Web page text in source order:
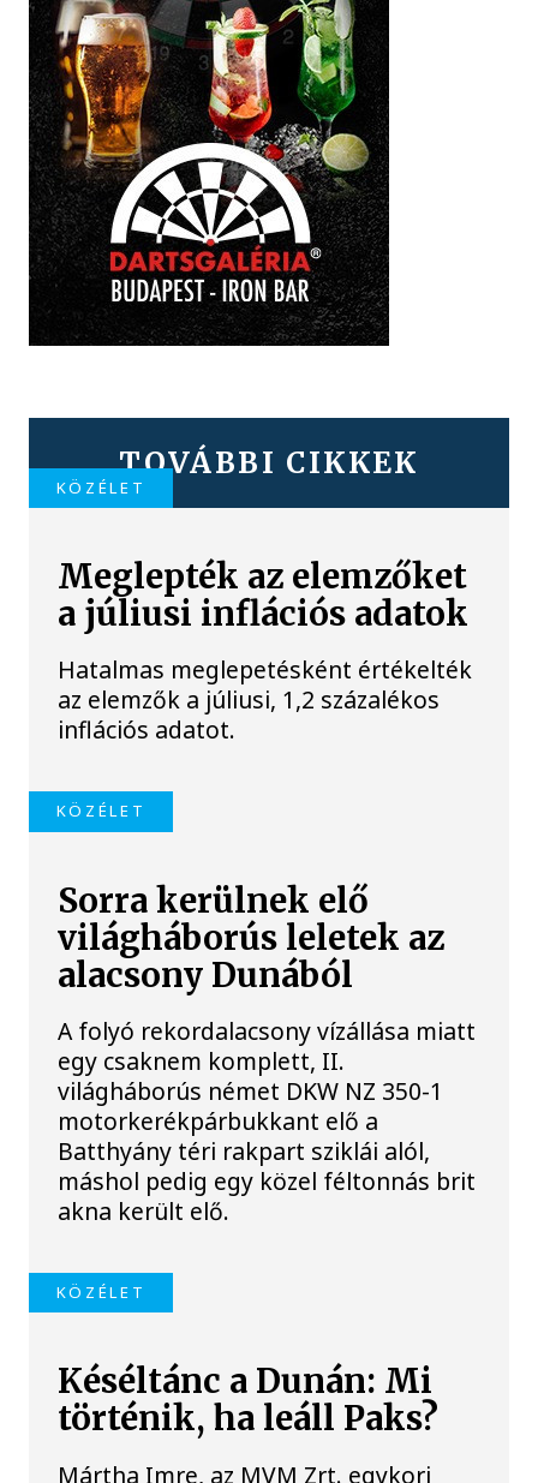
TOVÁBBI CIKKEK
KÖZÉLET
Meglepték az elemzőket
a júliusi inflációs adatok
Hatalmas meglepetésként értékelték
az elemzők a júliusi, 1,2 százalékos
inflációs adatot.
KÖZÉLET
Sorra kerülnek elő
világháborús leletek az
alacsony Dunából
A folyó rekordalacsony vízállása miatt
egy csaknem komplett, II.
világháborús német DKW NZ 350-1
motorkerékpárbukkant elő a
Batthyány téri rakpart sziklái alól,
máshol pedig egy közel féltonnás brit
akna került elő.
KÖZÉLET
Késéltánc a Dunán: Mi
történik, ha leáll Paks?
Mártha Imre, az MVM Zrt. egykori